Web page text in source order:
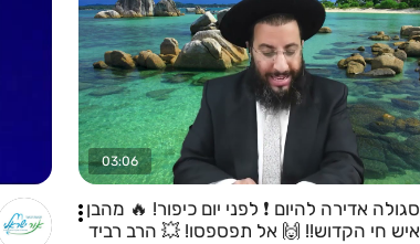
03:06
סגולה אדירה להיום ❗ לפני יום כיפור! 🔥 מהבן
איש חי הקדוש!! 🙌 אל תפספסו! 💥 הרב רביד